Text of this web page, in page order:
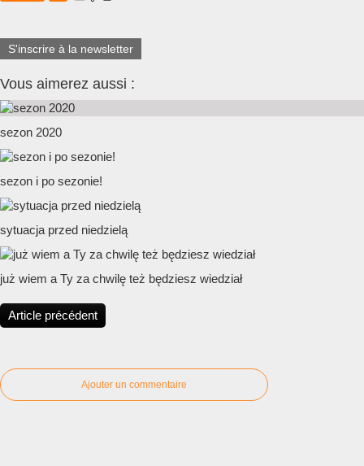
S'inscrire à la newsletter
Vous aimerez aussi :
sezon 2020
sezon i po sezonie!
sytuacja przed niedzielą
już wiem a Ty za chwilę też będziesz wiedział
Article précédent
Ajouter un commentaire